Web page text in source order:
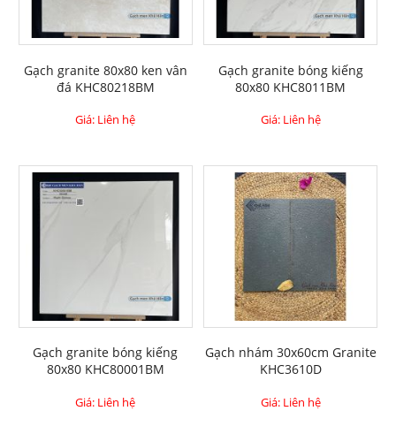
Gạch granite 80x80 ken vân
đá KHC80218BM
Giá: Liên hệ
Gạch granite bóng kiếng
80x80 KHC8011BM
Giá: Liên hệ
Gạch granite bóng kiếng
80x80 KHC80001BM
Giá: Liên hệ
Gạch nhám 30x60cm Granite
KHC3610D
Giá: Liên hệ